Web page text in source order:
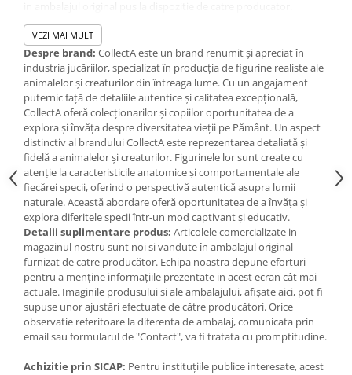
Puzzle de podea
IQ puzzle
Jucarii bebelusi
Jucarii de baie
Zornaitoare
Jucarii dentitie
Jucarii senzoriale
Jucarii motrice pentru bebelusi
Saltele de activitati pentru bebe
Jucarii de sortat
Jucarii muzicale bebelusi
Puzzle bebelusi
Imaginile disponibile au caracter orientativ si informativ. Nuanta,
tonul si intensitatea culorii din pozele produsului pot varia in
functie de ecranul de pe care se vizualizeaza magazinul online.
VEZI MAI MULT
Despre brand: CollectA este un brand renumit și apreciat în
industria jucăriilor, specializat în producția de figurine realiste ale
animalelor și creaturilor din întreaga lume. Cu un angajament
puternic față de detaliile autentice și calitatea excepțională,
CollectA oferă colecționarilor și copiilor oportunitatea de a
explora și învăța despre diversitatea vieții pe Pământ. Un aspect
distinctiv al brandului CollectA este reprezentarea detaliată și
fidelă a animalelor și creaturilor. Figurinele lor sunt create cu
atenție la caracteristicile anatomice și comportamentale ale
fiecărei specii, oferind o perspectivă autentică asupra lumii
naturale. Această abordare oferă oportunitatea de a învăța și
explora diferitele specii într-un mod captivant și educativ.
Detalii suplimentare produs: Articolele comercializate in
magazinul nostru sunt noi si vandute în ambalajul original
furnizat de catre producător. Echipa noastra depune eforturi
pentru a menține informațiile prezentate in acest ecran cât mai
actuale. Imaginile produsului si ale ambalajului, afișate aici, pot fi
supuse unor ajustări efectuate de către producători. Orice
observatie referitoare la diferenta de ambalaj, comunicata prin
email sau formularul de "Contact", va fi tratata cu promptitudine.
Achizitie prin SICAP: Pentru instituțiile publice interesate, acest